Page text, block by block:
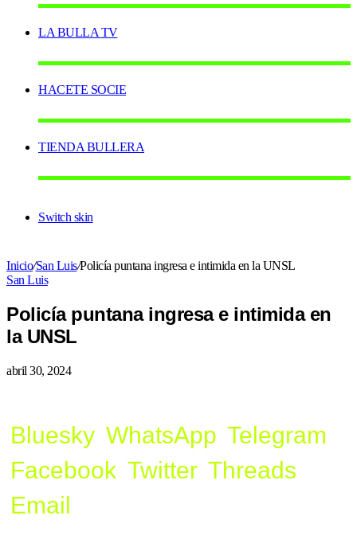
LA BULLA TV
HACETE SOCIE
TIENDA BULLERA
Switch skin
Inicio/San Luis/Policía puntana ingresa e intimida en la UNSL
San Luis
Policía puntana ingresa e intimida en
la UNSL
abril 30, 2024
Bluesky WhatsApp Telegram
Facebook Twitter Threads
Email